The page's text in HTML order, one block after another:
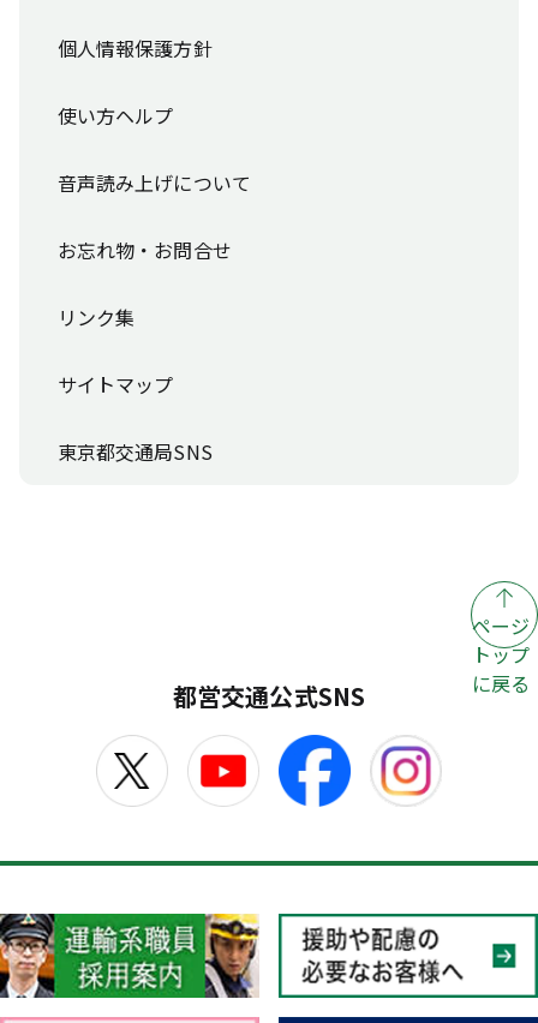
個人情報保護方針
使い方ヘルプ
音声読み上げについて
お忘れ物・お問合せ
リンク集
サイトマップ
東京都交通局SNS
ページ
トップ
に戻る
都営交通公式SNS